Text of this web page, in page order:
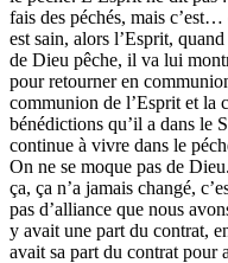
fais des péchés, mais
est sain, alors l’Esprit,
de Dieu pêche, il va lui
pour retourner en
communion de l’Esprit et la
bénédictions qu’il a dans le
continue à vivre dans le
On ne se moque pas de
ça, ça n’a jamais changé,
pas d’alliance que nous
y avait une part du contrat,
avait sa part du contrat pour